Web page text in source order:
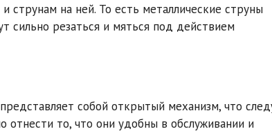
струнам на ней. То есть металлические струны
сильно резаться и мяться под действием
собой открытый механизм, что
отнести то, что они удобны в обслуживании и